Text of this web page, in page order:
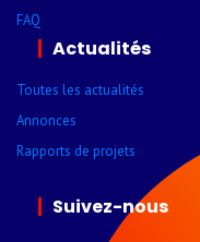
FAQ
Actualités
Toutes les actualités
Annonces
Rapports de projets
Suivez-nous